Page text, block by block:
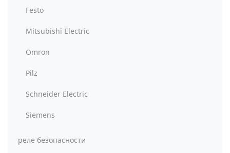
Festo
Mitsubishi Electric
Omron
Pilz
Schneider Electric
Siemens
реле безопасности